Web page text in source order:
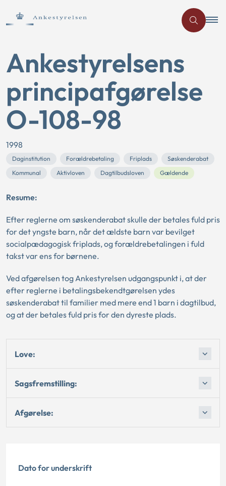
Ankestyrelsens
principafgørelse
O-108-98
1998
Daginstitution Forældrebetaling Friplads
Søskenderabat
Kommunal
Aktivloven Dagtilbudsloven Gældende
Resume:
Efter reglerne om søskenderabat skulle der betales fuld pris
for det yngste barn, når det ældste barn var bevilget
socialpædagogisk friplads, og forældrebetalingen i fuld
takst var ens for børnene.
Ved afgørelsen tog Ankestyrelsen udgangspunkt i, at der
efter reglerne i betalingsbekendtgørelsen ydes
søskenderabat til familier med mere end 1 barn i dagtilbud,
og at der betales fuld pris for den dyreste plads.
Love:
Sagsfremstilling:
Afgørelse:
Dato for underskrift